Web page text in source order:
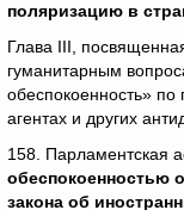
поляризацию в
Глава III,
гуманитарным
обеспокоенность» по
агентах и ​​других
158. Парламентская
обеспокоенностью
закона об